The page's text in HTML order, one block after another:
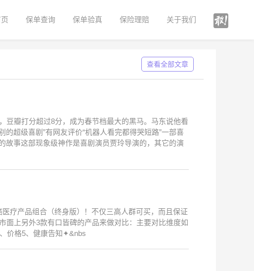
保单查询 保单验真 保险理赔 关于我们
查看全部文章
豆瓣打分超过8分，成为春节档最大的黑马。马东说他看
超级喜剧”有网友评价“机器人看完都得哭短路”一部喜
故事这部现象级神作是喜剧演员贾玲导演的，其它的演
疗产品组合（终身版）！不仅三高人群可买，而且保证
面上另外3款有口皆碑的产品来做对比：主要对比维度如
价格5、健康告知✦&nbs